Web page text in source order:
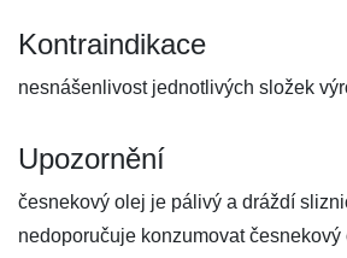
Kontraindikace
nesnášenlivost jednotlivých složek
Upozornění
česnekový olej je pálivý a dráždí
nedoporučuje konzumovat